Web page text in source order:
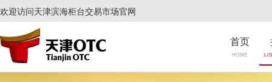
欢迎访问天津滨海柜台交易市场官网
首页
HOME